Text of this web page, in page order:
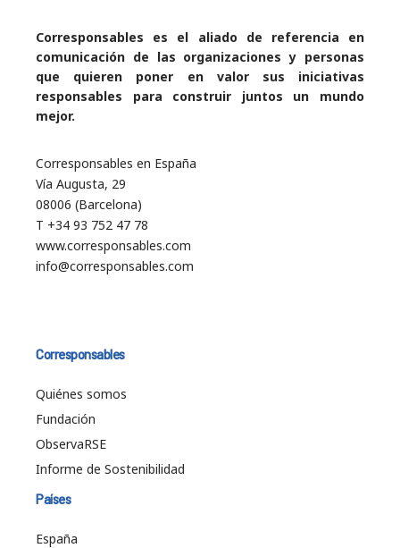
Corresponsables es el aliado de referencia en
comunicación de las organizaciones y personas
que quieren poner en valor sus iniciativas
responsables para construir juntos un mundo
mejor.
Corresponsables en España
Vía Augusta, 29
08006 (Barcelona)
T +34 93 752 47 78
www.corresponsables.com
info@corresponsables.com
Corresponsables
Quiénes somos
Fundación
ObservaRSE
Informe de Sostenibilidad
Países
España